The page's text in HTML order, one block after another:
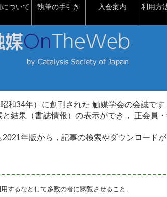
ついて 執筆の手引き 入会案内 利用方
和34年）に創刊された 触媒学会の会誌です
結果（書誌情報）の表示ができ， 正会員
年版から，記事の検索やダウンロード
するなどして多数の者に閲覧させること,